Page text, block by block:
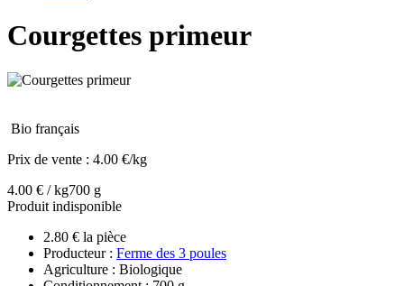
Courgettes primeur
Bio français
Prix de vente : 4.00 €/kg
4.00 € / kg700 g
Produit indisponible
2.80 € la pièce
Producteur : Ferme des 3 poules
Agriculture : Biologique